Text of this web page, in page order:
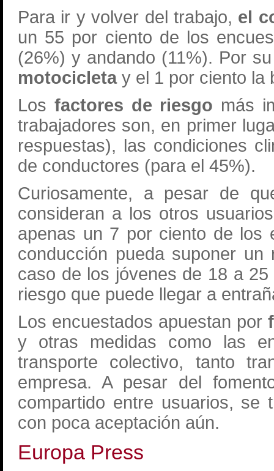
Para ir y volver del trabajo, el
un 55 por ciento de los
(26%) y andando (11%). Por
motocicletay el 1 por ciento la
Los factores de riesgo más
trabajadores son, en primer
respuestas), las condiciones
de conductores (para el 45%).
Curiosamente, a pesar de
consideran a los otros
apenas un 7 por ciento de los
conducción pueda suponer
caso de los jóvenes de 18 a
riesgo que puede llegar a
Los encuestados apuestan por
y otras medidas como las
transporte colectivo, tanto
empresa. A pesar del
compartido entre usuarios, se
con poca aceptación aún.
Europa Press